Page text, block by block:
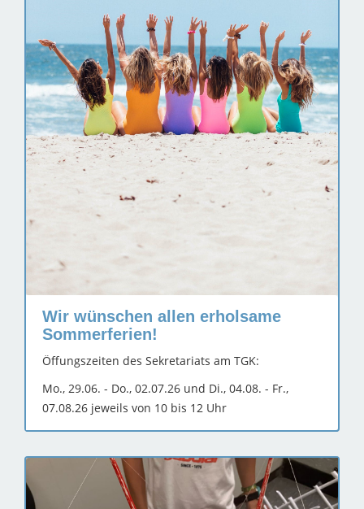
Wir wünschen allen erholsame
Sommerferien!
Öffungszeiten des Sekretariats am TGK:
Mo., 29.06. - Do., 02.07.26 und Di., 04.08. - Fr.,
07.08.26 jeweils von 10 bis 12 Uhr